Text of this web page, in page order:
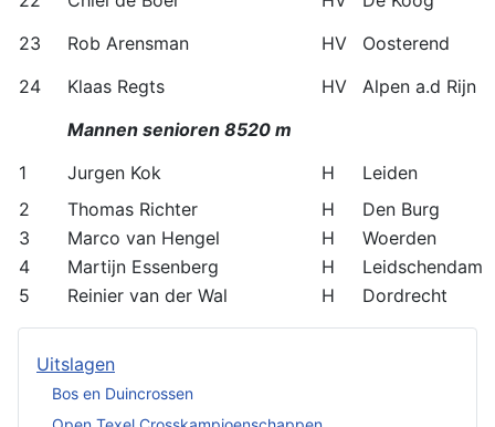
23
Rob Arensman HV
Oosterend
24
Klaas Regts HV
Alpen a.d Rijn
Mannen senioren 8520 m
1
Jurgen Kok H
Leiden
2
Thomas Richter H
Den Burg
3
Marco van Hengel H
Woerden
4
Martijn Essenberg H
Leidschendam
5
Reinier van der Wal H Dordrecht
Uitslagen
Bos en Duincrossen